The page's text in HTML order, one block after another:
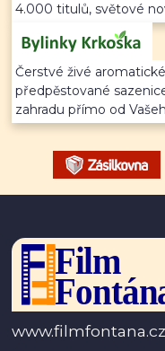
4.000 titulů, světové
Čerstvé živé
předpěstované
zahradu přímo od
www.filmfontana.cz